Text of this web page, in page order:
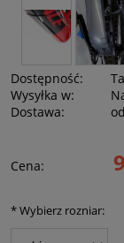
Dostępność:
Wysyłka w:
Dostawa:
Cena nie
Cena:
*Wybierz rozniar: